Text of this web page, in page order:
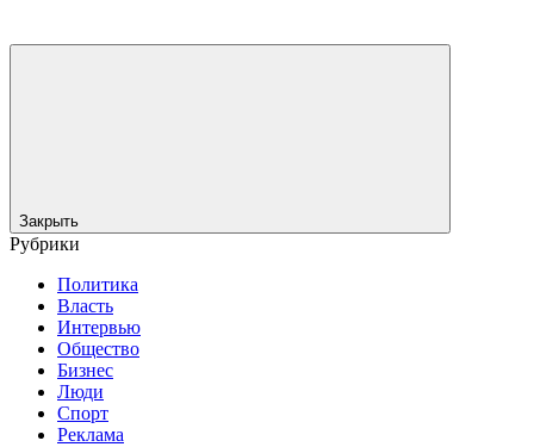
Закрыть
Рубрики
Политика
Власть
Интервью
Общество
Бизнес
Люди
Спорт
Реклама